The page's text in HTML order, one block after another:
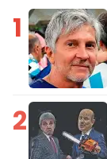
1
2